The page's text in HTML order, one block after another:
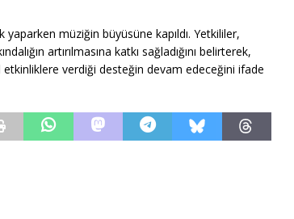
müziğin büyüsüne kapıldı. Yetkililer,
artırılmasına katkı sağladığını belirterek,
verdiği desteğin devam edeceğini ifade